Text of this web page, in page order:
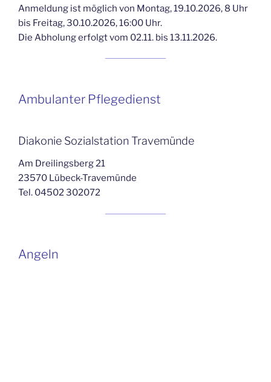
Anmeldung ist möglich von Montag, 19.10.2026, 8 Uhr
bis Freitag, 30.10.2026, 16:00 Uhr.
Die Abholung erfolgt vom 02.11. bis 13.11.2026.
Ambulanter Pflegedienst
Diakonie Sozialstation Travemünde
Am Dreilingsberg 21
23570 Lübeck-Travemünde
Tel. 04502 302072
Angeln